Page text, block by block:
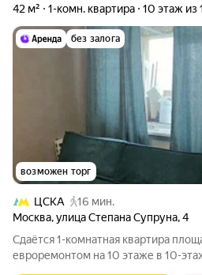
42 м²
1-комн. квартира 10 этаж из
без залога
возможен торг
ЦСКА
16 мин.
Москва,улица Степана Супруна,4
Сдаётся 1-комнатная квартира
евроремонтом на 10 этаже в 10-